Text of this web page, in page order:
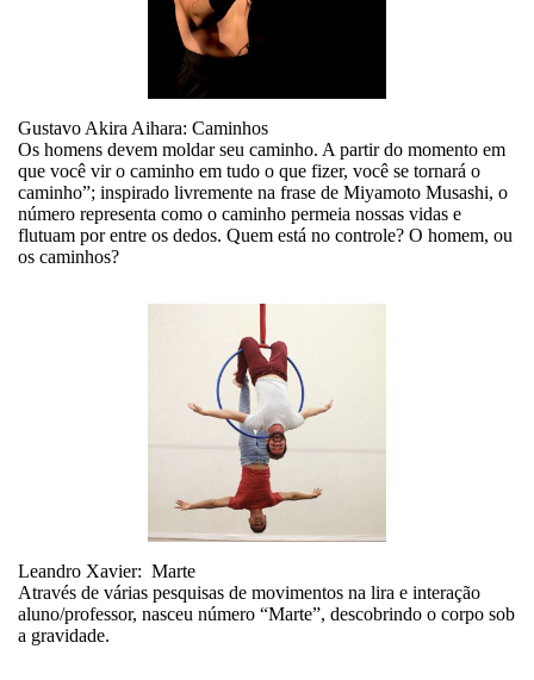
Gustavo Akira Aihara: Caminhos
Os homens devem moldar seu caminho. A partir do momento em
que você vir o caminho em tudo o que fizer, você se tornará o
caminho”; inspirado livremente na frase de Miyamoto Musashi, o
número representa como o caminho permeia nossas vidas e
flutuam por entre os dedos. Quem está no controle? O homem, ou
os caminhos?
Leandro Xavier: Marte
Através de várias pesquisas de movimentos na lira e interação
aluno/professor, nasceu número “Marte”, descobrindo o corpo sob
a gravidade.